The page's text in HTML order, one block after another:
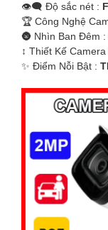
👁️‍🗨 Độ sắc nét :
🏆 Công Nghệ
🌚 Nhìn Ban Đêm :
↕️ Thiết Kế Camera
️✨ Điểm Nỗi Bật :